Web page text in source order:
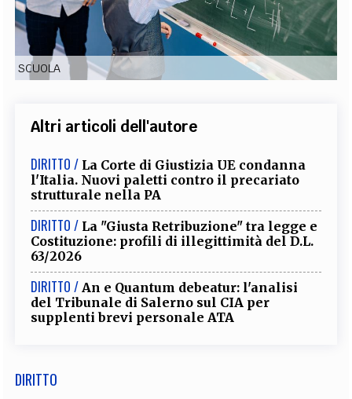
SCUOLA
Altri articoli dell'autore
DIRITTO / La Corte di Giustizia UE condanna
l'Italia. Nuovi paletti contro il precariato
strutturale nella PA
DIRITTO / La "Giusta Retribuzione" tra legge e
Costituzione: profili di illegittimità del D.L.
63/2026
DIRITTO / An e Quantum debeatur: l'analisi
del Tribunale di Salerno sul CIA per
supplenti brevi personale ATA
DIRITTO